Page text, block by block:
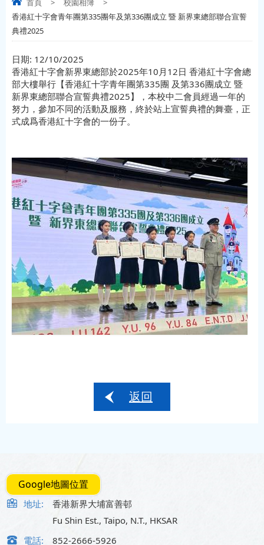
首頁 > 校園相簿
>
香港紅十字會青年團第335團年及第336團成立 暨 新界東總部聯合宣誓
典禮2025
日期: 12/10/2025
香港紅十字會新界東總部於2025年10月12日 香港紅十字會總
部大樓舉行【香港紅十字青年團第335團 及第336團成立 暨
新界東總部聯合宣誓典禮2025】，本校中二會員經過一年的
努力，參加不同的活動及服務，終於站上宣誓典禮的舞臺，正
式成爲香港紅十字會的一份子。
返回
Google地圖位置
地址:
香港新界大埔富善邨
Fu Shin Est., Taipo, N.T., HKSAR
電話:
852-2666-5926